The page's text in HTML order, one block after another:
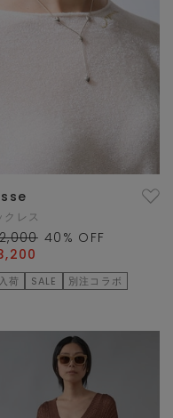
クレス
40 % OFF
荷 SALE 別注コラボ